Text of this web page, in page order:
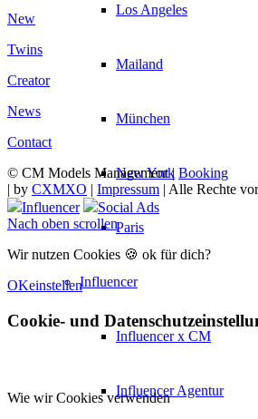
Los Angeles
Mailand
München
New York
Paris
Influencer
Influencer x CM
Influencer Agentur
New
Twins
Creator
News
Contact
© CM Models Management | Booking
| by CXMXO | Impressum | Alle Rechte
Influencer
Social Ads
Nach oben scrollen
Wir nutzen Cookies 🍪 ok für dich?
OKeinstellen
Cookie- und
Wie wir Cookies verwenden